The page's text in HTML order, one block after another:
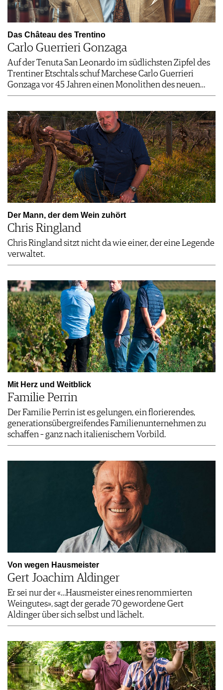
Das Château des Trentino
Carlo Guerrieri Gonzaga
Auf der Tenuta San Leonardo im südlichsten Zipfel des
Trentiner Etschtals schuf Marchese Carlo Guerrieri
Gonzaga vor 45 Jahren einen Monolithen des neuen…
Der Mann, der dem Wein zuhört
Chris Ringland
Chris Ringland sitzt nicht da wie einer, der eine Legende
verwaltet.
Mit Herz und Weitblick
Familie Perrin
Der Familie Perrin ist es gelungen, ein florierendes,
generationsübergreifendes Familienunternehmen zu
schaffen – ganz nach italienischem Vorbild.
Von wegen Hausmeister
Gert Joachim Aldinger
Er sei nur der «…Hausmeister eines renommierten
Weingutes», sagt der gerade 70 gewordene Gert
Aldinger über sich selbst und lächelt.